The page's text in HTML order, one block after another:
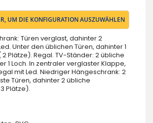
UM DIE KONFIGURATION AUSZUWÄHLEN
Türen verglast, dahinter 2
Unter den üblichen Türen, dahinter 1
Plätze). Regal. TV-Ständer: 2 übliche
1 Loch. In zentraler verglaster Klappe,
mit Led. Niedriger Hängeschrank: 2
Türen, dahinter 2 übliche
Plätze).